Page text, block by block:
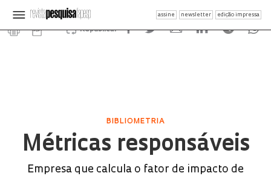
assine newsletter edição impressa
Republicar
BIBLIOMETRIA
Métricas responsáveis
Empresa que calcula o fator de impacto de